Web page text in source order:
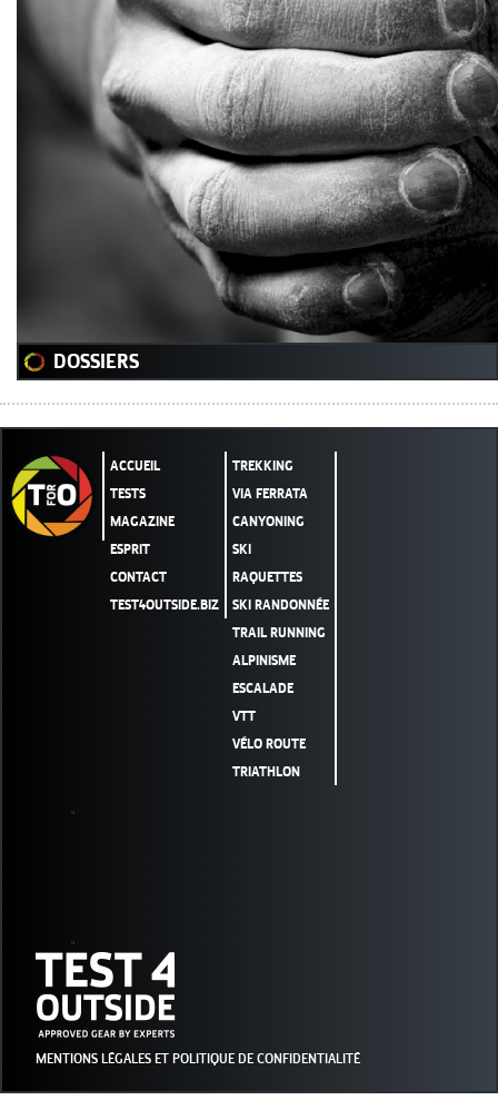
DOSSIERS
ACCUEIL
TESTS
MAGAZINE
ESPRIT
CONTACT
TEST4OUTSIDE.BIZ
TREKKING
VIA FERRATA
CANYONING
SKI
RAQUETTES
SKI RANDONNÉE
TRAIL RUNNING
ALPINISME
ESCALADE
VTT
VÉLO ROUTE
TRIATHLON
"
"
MENTIONS LÉGALES ET POLITIQUE DE CONFIDENTIALITÉ